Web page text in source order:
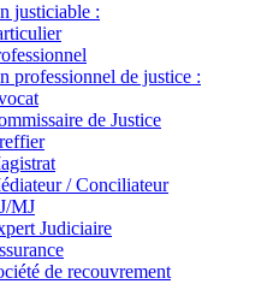
justiciable :
professionnel de justice :
de Justice
/ Conciliateur
MJ
Judiciaire
de recouvrement